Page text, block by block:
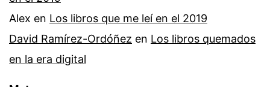
Alex en Los libros que me leí en el 2019
David Ramírez-Ordóñez en Los libros quemados
en la era digital